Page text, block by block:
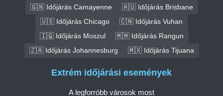
🇬🇳 Időjárás Camayenne
🇦🇺 Időjárás Brisbane
🇺🇸 Időjárás Chicago
🇨🇳 Időjárás Vuhan
🇮🇶 Időjárás Moszul
🇲🇲 Időjárás Rangun
🇿🇦 Időjárás Johannesburg
🇲🇽 Időjárás Tijuana
Extrém időjárási események
A legforróbb városok most